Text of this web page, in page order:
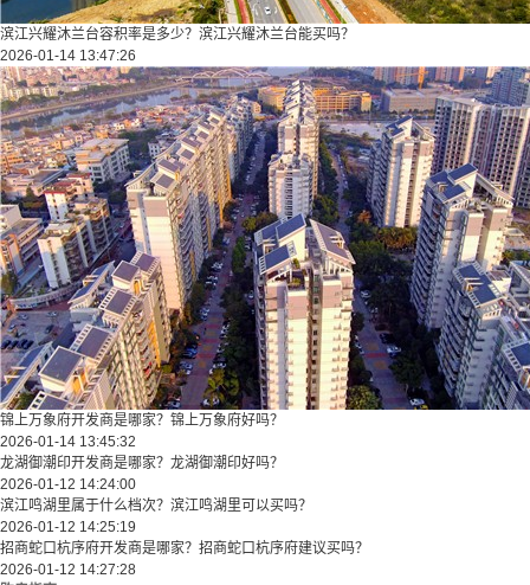
滨江兴耀沐兰台容积率是多少？滨江兴耀沐兰台能买吗？
2026-01-14 13:47:26
锦上万象府开发商是哪家？锦上万象府好吗？
2026-01-14 13:45:32
龙湖御潮印开发商是哪家？龙湖御潮印好吗？
2026-01-12 14:24:00
滨江鸣湖里属于什么档次？滨江鸣湖里可以买吗？
2026-01-12 14:25:19
招商蛇口杭序府开发商是哪家？招商蛇口杭序府建议买吗？
2026-01-12 14:27:28